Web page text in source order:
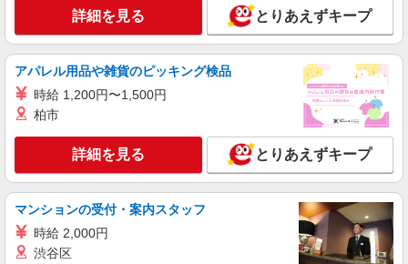
+゜ 入社祝い金10万円支給(規定有) お友達を紹介
頂くと, インセンティブ支給(規定有) ★月2回払
い・週払い可能（規程有）★ ゜・。○。・゜
+゜・。○。・゜+゜
福岡県福岡市東区の家電量販店
キープ 詳細を見る
派遣社員 紹介予定派遣
株式会社シエロ
携帯販売スタッフ【softbank】
月給231500円〜256500円（経験・能力によ
る） ※上記金額に時間外手当/インセンティブが加
算・賞与あり・時間外手当あり（平均残業時間：
10h/月）・地域手当/職能手当あり・Workstyle支
援金（4000円/月）あり・実績によりインセンティ
ブあり ★交通費別途支給（規定あり） ゜+゜・。
○。・゜+゜・。○。・゜+゜ 入社祝い金10万円支
福岡県福岡市東区の家電量販店
キープ 詳細を見る
詳細を見る とりあえずキープ
アパレル用品や雑貨のピッキング検品
時給 1,200円〜1,500円
柏市
詳細を見る とりあえずキープ
マンションの受付・案内スタッフ
時給 2,000円
渋谷区